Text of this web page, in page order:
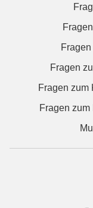
Fragen
Fragen zum
Fragen